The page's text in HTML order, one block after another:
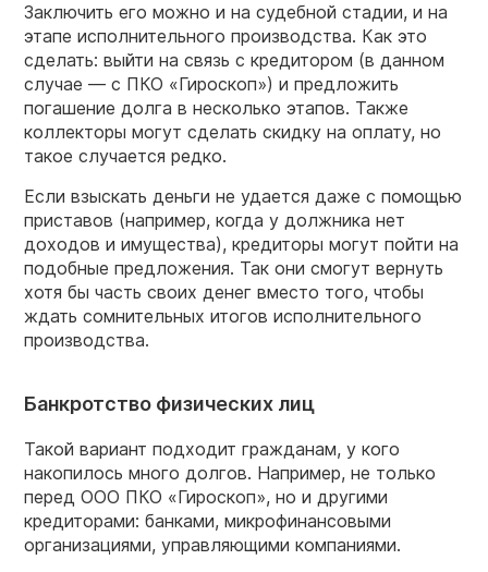
Заключить его можно и на судебной стадии, и на
этапе исполнительного производства. Как это
сделать: выйти на связь с кредитором (в данном
случае — с ПКО «Гироскоп») и предложить
погашение долга в несколько этапов. Также
коллекторы могут сделать скидку на оплату, но
такое случается редко.
Если взыскать деньги не удается даже с помощью
приставов (например, когда у должника нет
доходов и имущества), кредиторы могут пойти на
подобные предложения. Так они смогут вернуть
хотя бы часть своих денег вместо того, чтобы
ждать сомнительных итогов исполнительного
производства.
Банкротство физических лиц
Такой вариант подходит гражданам, у кого
накопилось много долгов. Например, не только
перед ООО ПКО «Гироскоп», но и другими
кредиторами: банками, микрофинансовыми
организациями, управляющими компаниями.